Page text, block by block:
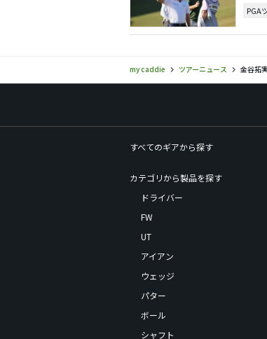
PGA
my caddie ツアーニュース 金谷拓
すべてのギアから探す
カテゴリから製品を探す
ドライバー
FW
UT
アイアン
ウェッジ
パター
ボール
シャフト